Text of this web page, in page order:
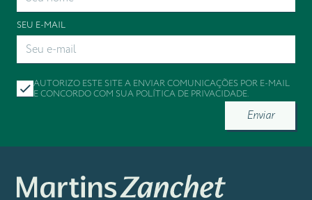
SEU E-MAIL
AUTORIZO ESTE SITE A ENVIAR COMUNICAÇÕES POR E-MAIL
E CONCORDO COM SUA POLÍTICA DE PRIVACIDADE.
Enviar